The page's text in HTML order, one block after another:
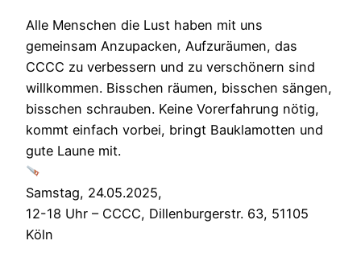
Alle Menschen die Lust haben mit uns
gemeinsam Anzupacken, Aufzuräumen, das
CCCC zu verbessern und zu verschönern sind
willkommen. Bisschen räumen, bisschen sängen,
bisschen schrauben. Keine Vorerfahrung nötig,
kommt einfach vorbei, bringt Bauklamotten und
gute Laune mit.
Samstag, 24.05.2025,
12-18 Uhr – CCCC, Dillenburgerstr. 63, 51105
Köln